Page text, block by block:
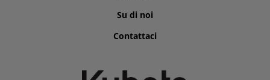
Su di noi
Contattaci